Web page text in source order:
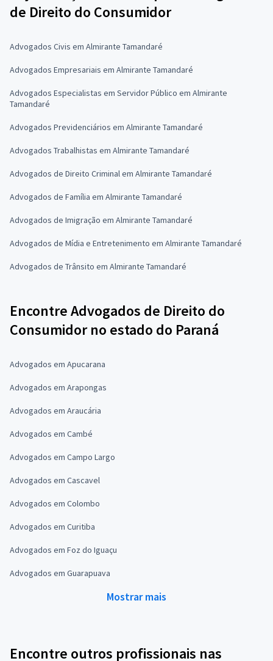
de Direito do Consumidor
Advogados Civis em Almirante Tamandaré
Advogados Empresariais em Almirante Tamandaré
Advogados Especialistas em Servidor Público em Almirante
Tamandaré
Advogados Previdenciários em Almirante Tamandaré
Advogados Trabalhistas em Almirante Tamandaré
Advogados de Direito Criminal em Almirante Tamandaré
Advogados de Família em Almirante Tamandaré
Advogados de Imigração em Almirante Tamandaré
Advogados de Mídia e Entretenimento em Almirante Tamandaré
Advogados de Trânsito em Almirante Tamandaré
Encontre Advogados de Direito do
Consumidor no estado do Paraná
Advogados em Apucarana
Advogados em Arapongas
Advogados em Araucária
Advogados em Cambé
Advogados em Campo Largo
Advogados em Cascavel
Advogados em Colombo
Advogados em Curitiba
Advogados em Foz do Iguaçu
Advogados em Guarapuava
Mostrar mais
Encontre outros profissionais nas